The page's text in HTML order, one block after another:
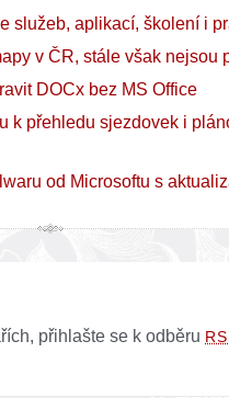
služeb, aplikací, školení i
v ČR, stále však nejsou
DOCx bez MS Office
k přehledu sjezdovek i
od Microsoftu s
přihlašte se k odběru